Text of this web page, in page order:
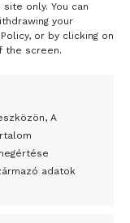
only. You can
your
or by clicking on
the screen.
A
adatok